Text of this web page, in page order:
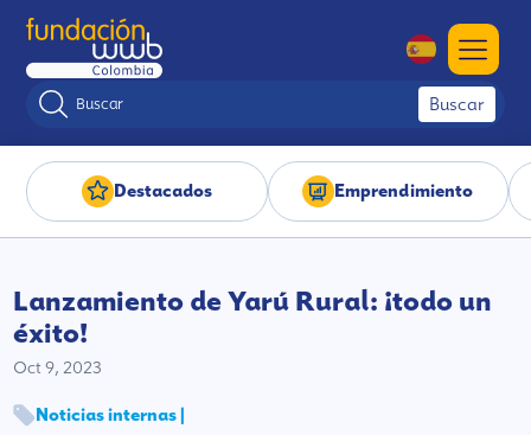
Buscar
Destacados Emprendimiento
Lanzamiento de Yarú Rural: ¡todo un
éxito!
Oct 9, 2023
Noticias internas |